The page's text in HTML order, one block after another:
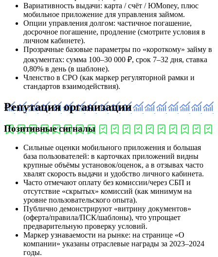
Вариативность выдачи: карта / счёт / ЮMoney, плюс
мобильное приложение для управления займом.
Опции управления долгом: частичное погашение,
досрочное погашение, продление (смотрите условия в
личном кабинете).
Прозрачные базовые параметры по «короткому» займу в
документах: сумма 100–30 000 ₽, срок 7–32 дня, ставка
0,80% в день (в шаблоне).
Членство в СРО (как маркер регуляторной рамки и
стандартов взаимодействия).
Репутация организации
Позитивные сигналы
Сильные оценки мобильного приложения и большая
база пользователей: в карточках приложений видны
крупные объёмы установок/оценок, а в отзывах часто
хвалят скорость выдачи и удобство личного кабинета.
Часто отмечают оплату без комиссии/через СБП и
отсутствие «скрытых» комиссий (как минимум на
уровне пользовательского опыта).
Публично демонстрируют «витрину документов»
(оферта/правила/ПСК/шаблоны), что упрощает
предварительную проверку условий.
Маркер узнаваемости на рынке: на странице «О
компании» указаны отраслевые награды за 2023–2024
годы.